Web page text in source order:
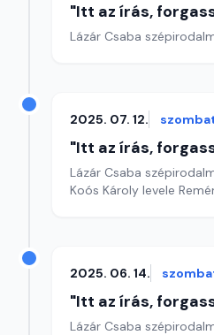
"Itt az írás,
Lázár Csaba
2025. 07. 12.
"Itt az írás,
Lázár Csaba
Koós Károly levele
2025. 06. 14.
"Itt az írás,
Lázár Csaba